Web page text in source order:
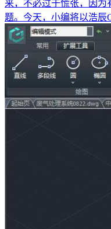
来，不必过于慌张，因为
题。今天，小编将以浩辰